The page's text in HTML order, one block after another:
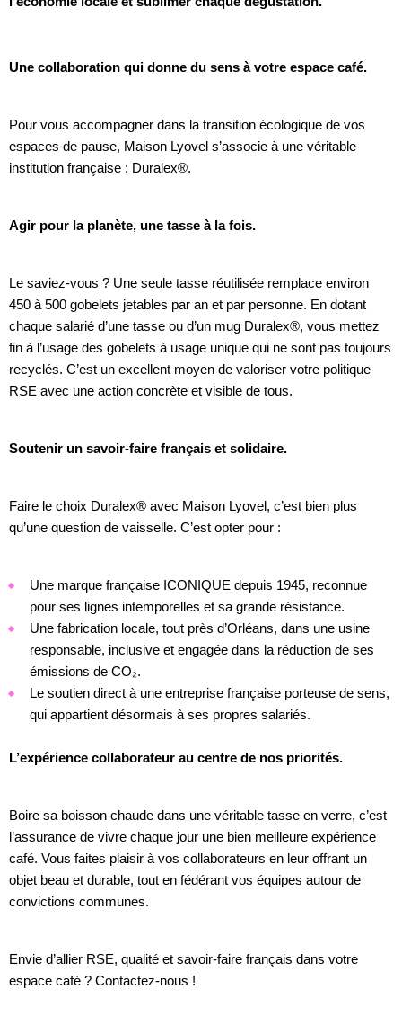
Une collaboration qui donne du sens à votre espace café.
Pour vous accompagner dans la transition écologique de vos
espaces de pause, Maison Lyovel s’associe à une véritable
institution française : Duralex®.
Agir pour la planète, une tasse à la fois.
Le saviez-vous ? Une seule tasse réutilisée remplace environ
450 à 500 gobelets jetables par an et par personne. En dotant
chaque salarié d’une tasse ou d’un mug Duralex®, vous mettez
fin à l’usage des gobelets à usage unique qui ne sont pas toujours
recyclés. C’est un excellent moyen de valoriser votre politique
RSE avec une action concrète et visible de tous.
Soutenir un savoir-faire français et solidaire.
Faire le choix Duralex® avec Maison Lyovel, c’est bien plus
qu’une question de vaisselle. C’est opter pour :
Une marque française ICONIQUE depuis 1945, reconnue
pour ses lignes intemporelles et sa grande résistance.
Une fabrication locale, tout près d’Orléans, dans une usine
responsable, inclusive et engagée dans la réduction de ses
émissions de CO₂.
Le soutien direct à une entreprise française porteuse de sens,
qui appartient désormais à ses propres salariés.
L’expérience collaborateur au centre de nos priorités.
Boire sa boisson chaude dans une véritable tasse en verre, c’est
l’assurance de vivre chaque jour une bien meilleure expérience
café. Vous faites plaisir à vos collaborateurs en leur offrant un
objet beau et durable, tout en fédérant vos équipes autour de
convictions communes.
Envie d’allier RSE, qualité et savoir-faire français dans votre
espace café ? Contactez-nous !